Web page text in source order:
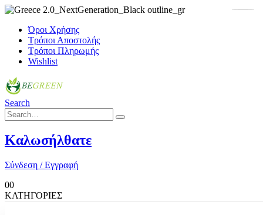
Όροι Χρήσης
Τρόποι Αποστολής
Τρόποι Πληρωμής
Wishlist
Search
Καλωσήλθατε
Σύνδεση / Εγγραφή
00
ΚΑΤΗΓΟΡΙΕΣ